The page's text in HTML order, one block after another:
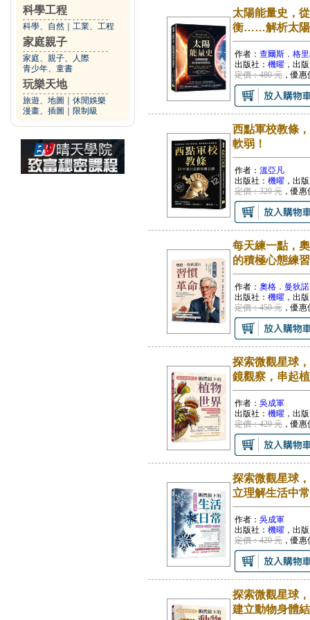
科學工程
科學、自然 工業、工程
家庭親子
家庭、親子、人際
青少年、童書
玩樂天地
旅遊、地圖
休閒娛樂
漫畫、插圖
限制級
太陽能量史，
衡……解析太陽
作者： 查爾斯．格
出版社： 機曜，出
定價：480 元，優惠
西點軍校教條
軟弱！
作者： 溫亞凡
出版社： 機曜，出
定價：320 元，優惠
每天練一點，
的積極心態練
作者： 奧格．曼狄諾
出版社： 機曜，出
定價：450 元，優惠
探索微觀星球
鏡觀察，串起
作者： 吳成軍
出版社： 機曜，出
定價：420 元，優惠
探索微觀星球
立理解生活中
作者： 吳成軍
出版社： 機曜，出
定價：420 元，優惠
探索微觀星球
建立動物身體